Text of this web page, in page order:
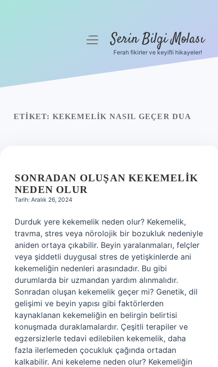
Yasal Uyarı
menüyüSerin Bilgi Molası
Ferah fikirler ve keyifli hikayeler!
ETIKET: KEKEMELIK NASIL GEÇER DUA
SONRADAN OLUŞAN KEKEMELIK
NEDEN OLUR
Tarih: Aralık 26, 2024
Durduk yere kekemelik neden olur? Kekemelik,
travma, stres veya nörolojik bir bozukluk nedeniyle
aniden ortaya çıkabilir. Beyin yaralanmaları, felçler
veya şiddetli duygusal stres de yetişkinlerde ani
kekemeliğin nedenleri arasındadır. Bu gibi
durumlarda bir uzmandan yardım alınmalıdır.
Sonradan oluşan kekemelik geçer mi? Genetik, dil
gelişimi ve beyin yapısı gibi faktörlerden
kaynaklanan kekemeliğin en belirgin belirtisi
konuşmada duraklamalardır. Çeşitli terapiler ve
egzersizlerle tedavi edilebilen kekemelik, daha
fazla ilerlemeden çocukluk çağında ortadan
kalkabilir. Ani kekeleme neden olur? Kekemeliğin